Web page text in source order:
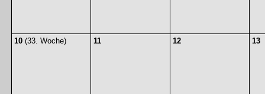
10 (33. Woche) 11 12 13